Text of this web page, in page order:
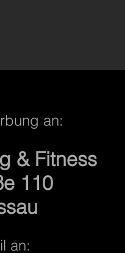
an:
& Fitness
110
an: